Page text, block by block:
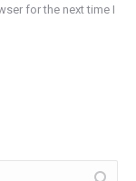
for the next time I